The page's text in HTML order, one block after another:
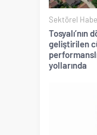
Sektörel
geliştirilen
yollarında